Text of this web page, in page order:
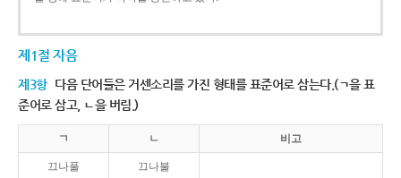
제1절 자음
제3항 다음 단어들은 거센소리를 가진 형태를 표준어로 삼는다.(ㄱ을 표
준어로 삼고, ㄴ을 버림.)
ㄱ ㄴ 비고
끄나풀 끄나불